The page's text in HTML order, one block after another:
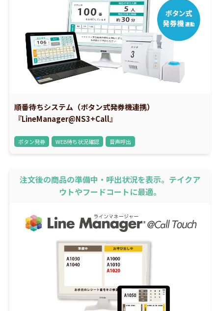
順番待ちシステム（ボタン式発券機連携）
『LineManager@NS3+Call』
ボタン発券 WEB待ち状況確認 音声呼出
注文後の商品の準備中・呼出状況を表示。テイクア
ウトやフードコートに最適。